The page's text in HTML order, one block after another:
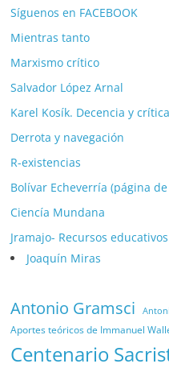
Síguenos en FACEBOOK
Mientras tanto
Marxismo crítico
Salvador López Arnal
Karel Kosík. Decencia y crítica
Derrota y navegación
R-existencias
Bolívar Echeverría (página
Ciencía Mundana
Jramajo- Recursos
Joaquín Miras
Antonio Gramsci
Aportes teóricos de Immanuel
Centenario